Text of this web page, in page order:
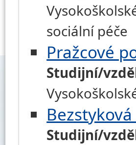
sociální péče
Pražcové
Studijní/
Studijní/